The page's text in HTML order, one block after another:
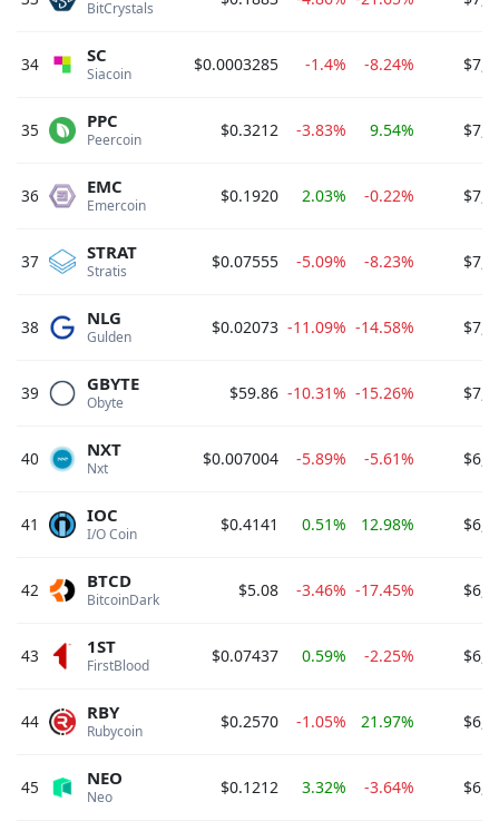
BitCrystals
34 Siacoin
SC $0.0003285 -1.4% -8.24%
35 Peercoin
PPC $0.3212 -3.83% 9.54%
36 Emercoin
EMC $0.1920 2.03% -0.22%
37 Stratis
STRAT $0.07555 -5.09% -8.23%
38 Gulden
NLG $0.02073 -11.09% -14.58%
39 Obyte
GBYTE $59.86 -10.31% -15.26%
40 Nxt
NXT $0.007004 -5.89% -5.61%
41 I/O Coin
IOC $0.4141 0.51% 12.98%
42 BitcoinDark
BTCD $5.08 -3.46% -17.45%
43 FirstBlood
1ST $0.07437 0.59% -2.25%
44 Rubycoin
RBY $0.2570 -1.05% 21.97%
45 Neo
NEO $0.1212 3.32% -3.64%